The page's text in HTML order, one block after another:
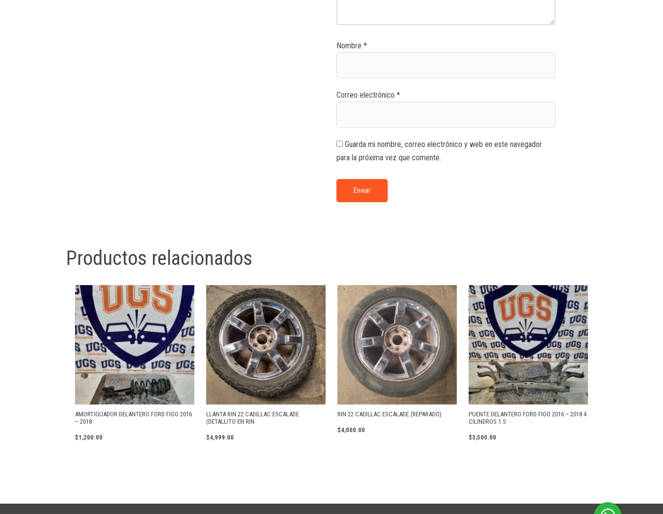
Nombre*
Correo electrónico*
Guarda mi nombre, correo electrónico y web en este navegador
para la próxima vez que comente.
Productos relacionados
AMORTIGUADOR DELANTERO FORD FIGO 2016
– 2018
$1,200.00
LLANTA RIN 22 CADILLAC ESCALADE
(DETALLITO EN RIN
$4,999.00
RIN 22 CADILLAC ESCALADE (REPARADO)
$4,000.00
PUENTE DELANTERO FORD FIGO 2016 – 2018 4
CILINDROS 1.5
$3,500.00